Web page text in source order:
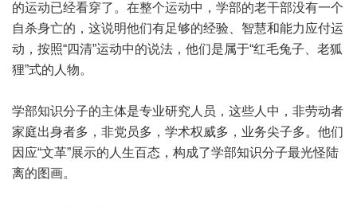
的运动已经看穿了。在整个运动中，学部的老干部没有一个
自杀身亡的，这说明他们有足够的经验、智慧和能力应付运
动，按照“四清”运动中的说法，他们是属于“红毛兔子、老狐
狸”式的人物。
学部知识分子的主体是专业研究人员，这些人中，非劳动者
家庭出身者多，非党员多，学术权威多，业务尖子多。他们
因应“文革”展示的人生百态，构成了学部知识分子最光怪陆
离的图画。